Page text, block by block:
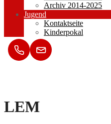
Archiv 2014-2025
Jugend
Kontaktseite
Kinderpokal
LEM